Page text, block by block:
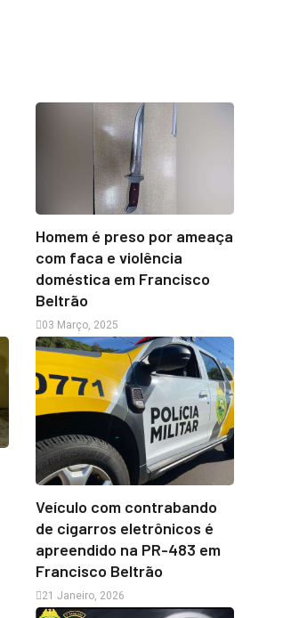
Homem é preso por ameaça
com faca e violência
doméstica em Francisco
Beltrão
03 Março, 2025
Veículo com contrabando
de cigarros eletrônicos é
apreendido na PR-483 em
Francisco Beltrão
21 Janeiro, 2026